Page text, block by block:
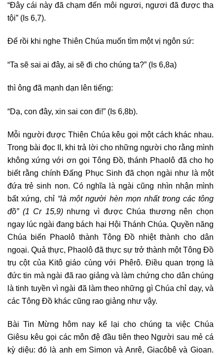
“Đây cái này đã chạm đến môi ngươi, ngươi đã được tha
tội” (Is 6,7).
Để rồi khi nghe Thiên Chúa muốn tìm một vị ngôn sứ:
“Ta sẽ sai ai đây, ai sẽ đi cho chúng ta?” (Is 6,8a)
thì ông đã mạnh dạn lên tiếng:
“Dạ, con đây, xin sai con đi!” (Is 6,8b).
Mỗi người được Thiên Chúa kêu gọi một cách khác nhau.
Trong bài đọc II, khi trả lời cho những người cho rằng mình
không xứng với ơn gọi Tông Đồ, thánh Phaolô đã cho họ
biết rằng chính Đấng Phục Sinh đã chọn ngài như là một
đứa trẻ sinh non. Có nghĩa là ngài cũng nhìn nhận mình
bất xứng, chỉ “là một người hèn mọn nhất trong các tông
đồ”(1 Cr 15,9)nhưng vì được Chúa thương nên chọn
ngay lúc ngài đang bách hại Hội Thánh Chúa. Quyền năng
Chúa biến Phaolô thành Tông Đồ nhiệt thành cho dân
ngoại. Quả thực, Phaolô đã thực sự trở thành một Tông Đồ
trụ cột của Kitô giáo cùng với Phêrô. Điều quan trọng là
đức tin mà ngài đã rao giảng và làm chứng cho dân chúng
là tinh tuyền vì ngài đã làm theo những gì Chúa chỉ dạy, và
các Tông Đồ khác cũng rao giảng như vậy.
Bài Tin Mừng hôm nay kể lại cho chúng ta việc Chúa
Giêsu kêu gọi các môn đệ đầu tiên theo Người sau mẻ cá
kỳ diệu: đó là anh em Simon và Anrê, Giacôbê và Gioan.